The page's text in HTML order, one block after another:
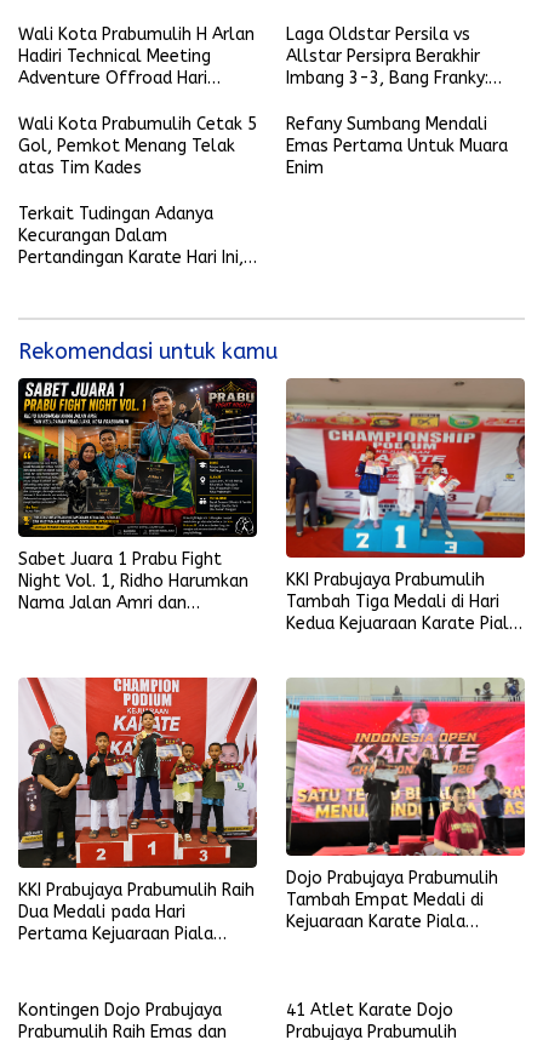
Wali Kota Prabumulih H Arlan
Hadiri Technical Meeting
Adventure Offroad Hari
Laga Oldstar Persila vs
Allstar Persipra Berakhir
Imbang 3-3, Bang Franky:
Wali Kota Prabumulih Cetak 5
Gol, Pemkot Menang Telak
atas Tim Kades
Refany Sumbang Mendali
Emas Pertama Untuk Muara
Enim
Terkait Tudingan Adanya
Kecurangan Dalam
Pertandingan Karate Hari Ini,
Rekomendasi untuk kamu
Sabet Juara 1 Prabu Fight
Night Vol. 1, Ridho Harumkan
Nama Jalan Amri dan
KKI Prabujaya Prabumulih
Tambah Tiga Medali di Hari
Kedua Kejuaraan Karate Piala
KKI Prabujaya Prabumulih Raih
Dua Medali pada Hari
Pertama Kejuaraan Piala
Dojo Prabujaya Prabumulih
Tambah Empat Medali di
Kejuaraan Karate Piala
Kontingen Dojo Prabujaya
Prabumulih Raih Emas dan
41 Atlet Karate Dojo
Prabujaya Prabumulih